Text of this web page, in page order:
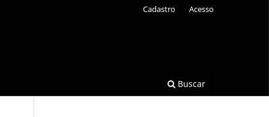
Buscar
Cadastro Acesso